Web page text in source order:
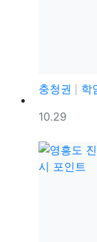
충청권
학
등록일
10.29